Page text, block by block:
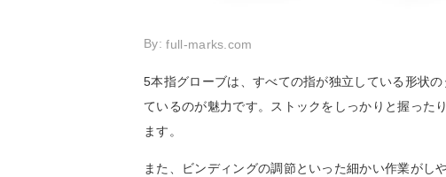
By:full-marks.com
5本指グローブは、すべての指が独立している形状
ているのが魅力です。ストックをしっかりと握った
ます。
また、ビンディングの調節といった細かい作業が